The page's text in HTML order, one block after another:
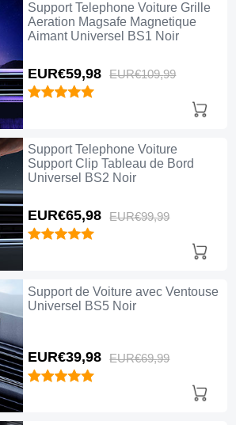
Support Telephone Voiture Grille
Aeration Magsafe Magnetique
Aimant Universel BS1 Noir
EUR€59,98 EUR€109,99
Support Telephone Voiture
Support Clip Tableau de Bord
Universel BS2 Noir
EUR€65,98 EUR€99,99
Support de Voiture avec Ventouse
Universel BS5 Noir
EUR€39,98 EUR€69,99